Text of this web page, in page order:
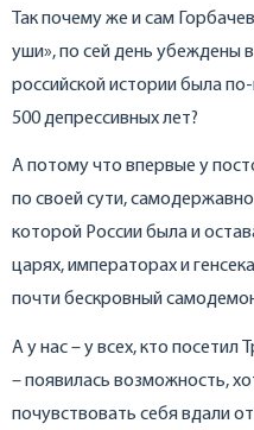
Так почему же и сам
уши», по сей день убеждены
российской истории была
500 депрессивных лет?
А потому что впервые у
по своей сути,
которой России была и
царях, императорах и
почти бескровный
А у нас – у всех, кто
– появилась возможность,
почувствовать себя вдали